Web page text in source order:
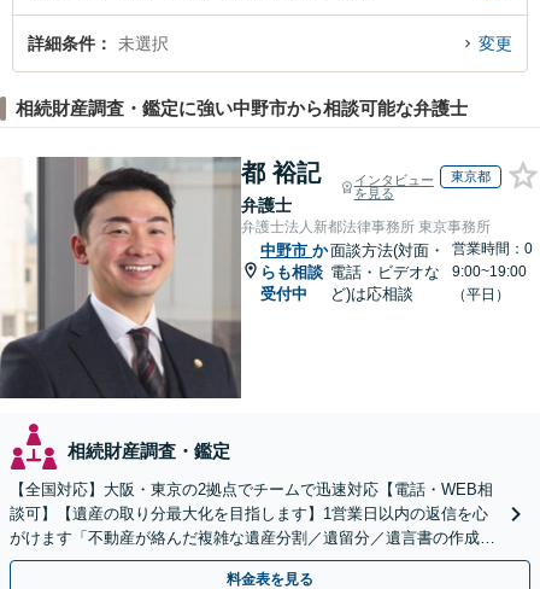
す。
詳細条件 未選択 変更
相続財産調査・鑑定に強い中野市から相談可能な弁護士
都 裕記
弁護士
インタビュー
を見る
東京都
弁護士法人新都法律事務所 東京事務所
中野市 か
らも相談
受付中
面談方法(対面・
電話・ビデオな
ど)は応相談
営業時間：0
9:00~19:00
（平日）
相続財産調査・鑑定
【全国対応】大阪・東京の2拠点でチームで迅速対応【電話・WEB相
談可】【遺産の取り分最大化を目指します】1営業日以内の返信を心
がけます「不動産が絡んだ複雑な遺産分割／遺留分／遺言書の作成・
執行／事業承継など、お任せください」【休日相談あり】
料金表を見る